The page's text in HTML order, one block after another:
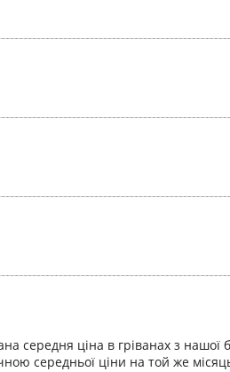
середня ціна в гріванах з нашої
середньої ціни на той же